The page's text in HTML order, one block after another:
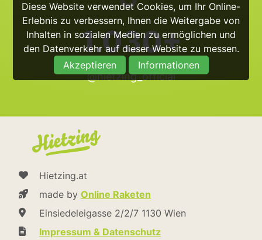
Diese Website verwendet Cookies, um Ihr Online-
Erlebnis zu verbessern, Ihnen die Weitergabe von
Inhalten in sozialen Medien zu ermöglichen und
den Datenverkehr auf dieser Website zu messen.
Akzeptieren
Informationen
1.030+
@hietzing_official
Hietzing.at
made by Online Raketen
Einsiedeleigasse 2/2/7 1130 Wien
Impressum & Datenschutz